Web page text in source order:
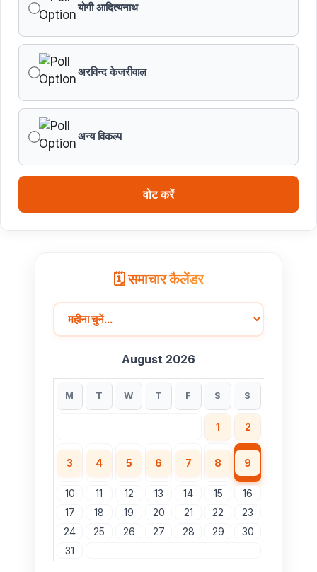
योगी आदित्यनाथ
अरविन्द केजरीवाल
अन्य विकल्प
वोट करें
🗓️ समाचार कैलेंडर
August 2026
M T W T F S S
1 2
3 4 5 6 7 8 9
10 11 12 13 14 15
16
17
18 19 20 21 22
23
24
25 26 27 28 29
30
31